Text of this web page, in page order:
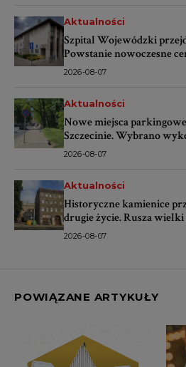
Aktualności
Szpital Wojewódzki
Powstanie nowoczesne
2026-08-07
Aktualności
Nowe miejsca
Szczecinie. Wybrano
2026-08-07
Aktualności
Historyczne kamienice
drugie życie. Rusza
2026-08-07
POWIĄZANE ARTYKUŁY